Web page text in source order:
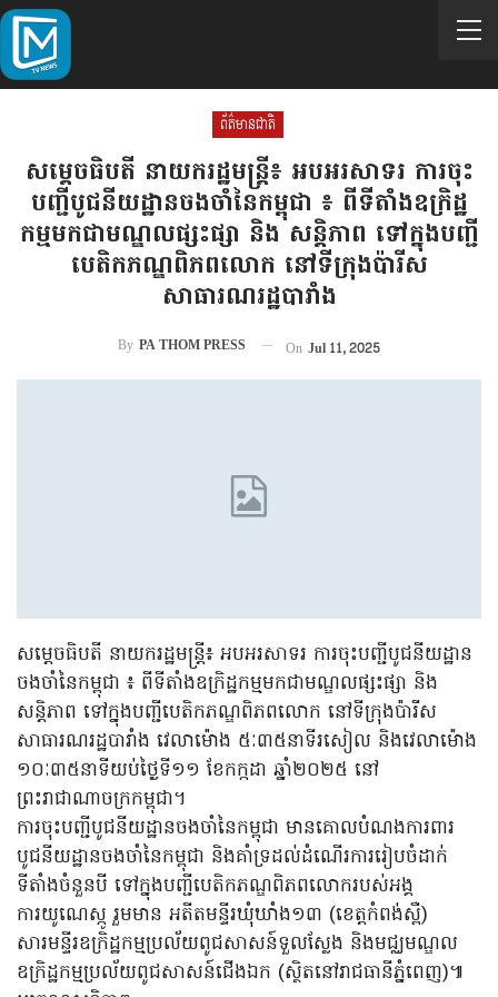
ព័ត៌មានជាតិ
សម្តេចធិបតី នាយករដ្ឋមន្ត្រី៖ អបអរសាទរ ការចុះ
បញ្ជីបូជនីយដ្ឋាន​​ចង​ចាំនៃកម្ពុជា ៖ ពីទីតាំងឧក្រិដ្ឋ
កម្មមកជាមណ្ឌលផ្សះផ្សា និង សន្តិភាព ទៅក្នុងបញ្ជី
បេតិកភណ្ឌពិភពលោក នៅទីក្រុងប៉ារីស
សាធារណរដ្ឋបារាំង
By PA THOM PRESS On Jul 11, 2025
សម្តេចធិបតី នាយករដ្ឋមន្ត្រី៖ អបអរសាទរ ការចុះបញ្ជីបូជនីយដ្ឋាន​​
ចង​ចាំនៃកម្ពុជា ៖ ពីទីតាំងឧក្រិដ្ឋកម្មមកជាមណ្ឌលផ្សះផ្សា និង
សន្តិភាព ទៅក្នុងបញ្ជីបេតិកភណ្ឌពិភពលោក នៅទីក្រុងប៉ារីស
សាធារណរដ្ឋបារាំង វេលាម៉ោង ៥ៈ៣៥នាទីរសៀល និងវេលាម៉ោង
១០ៈ៣៥នាទីយប់ថ្ងៃទី១១ ខែកក្កដា ឆ្នាំ២០២៥ នៅ
ព្រះរាជាណាចក្រកម្ពុជា។
ការចុះបញ្ជីបូជនីយដ្ឋាន​​ចង​ចាំនៃកម្ពុជា មានគោលបំណងការពារ
បូជនីយដ្ឋានចងចាំនៃកម្ពុជា និងគាំទ្រដល់ដំណើរការរៀបចំដាក់
ទីតាំងចំនួនបី ទៅក្នុងបញ្ជីបេតិកភណ្ឌពិភពលោករបស់អង្គ
ការយូណេស្កូ រួមមាន អតីតមន្ទីរឃុំឃាំង១៣ (ខេត្តកំពង់ស្ពឺ)
សារមន្ទីរឧក្រិដ្ឋកម្មប្រល័យពូជសាសន៍ទួលស្លែង និងមជ្ឈមណ្ឌល
ឧក្រិដ្ឋកម្មប្រល័យពូជសាសន៍ជើងឯក (ស្ថិតនៅរាជធានីភ្នំពេញ)៕